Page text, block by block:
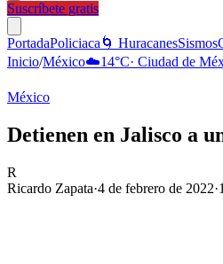
Suscríbete gratis
PortadaPoliciaca 🌀 HuracanesSismos
Inicio/México☁️14°C· Ciudad de
México
Detienen en Jalisco a
R
Ricardo Zapata·4 de febrero de 2022·1